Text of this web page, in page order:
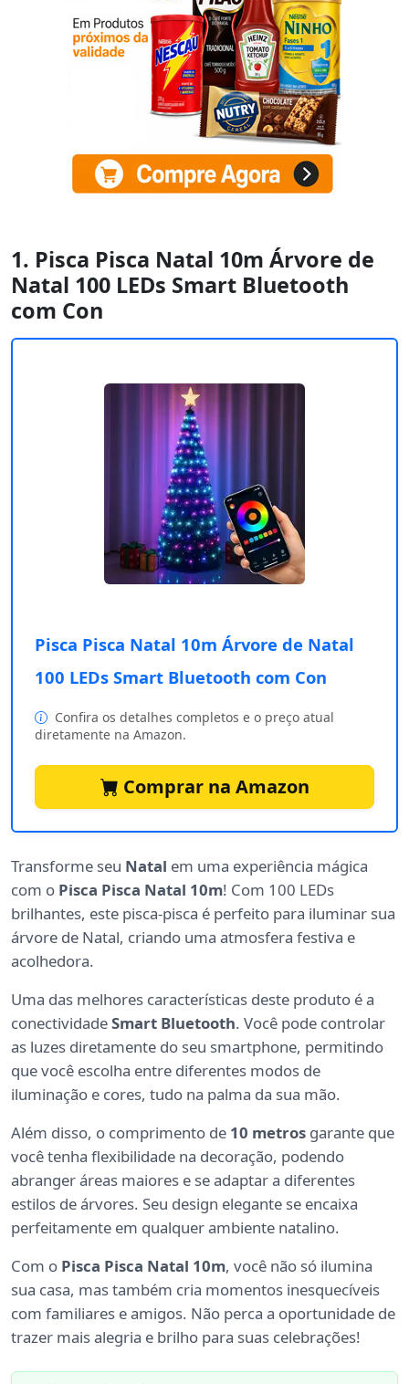
1. Pisca Pisca Natal 10m Árvore de
Natal 100 LEDs Smart Bluetooth
com Con
Pisca Pisca Natal 10m Árvore de Natal
100 LEDs Smart Bluetooth com Con
Confira os detalhes completos e o preço atual
diretamente na Amazon.
Comprar na Amazon
Transforme seu Natal em uma experiência mágica
com o Pisca Pisca Natal 10m! Com 100 LEDs
brilhantes, este pisca-pisca é perfeito para iluminar sua
árvore de Natal, criando uma atmosfera festiva e
acolhedora.
Uma das melhores características deste produto é a
conectividadeSmart Bluetooth. Você pode controlar
as luzes diretamente do seu smartphone, permitindo
que você escolha entre diferentes modos de
iluminação e cores, tudo na palma da sua mão.
Além disso, o comprimento de 10 metros garante que
você tenha flexibilidade na decoração, podendo
abranger áreas maiores e se adaptar a diferentes
estilos de árvores. Seu design elegante se encaixa
perfeitamente em qualquer ambiente natalino.
Com o Pisca Pisca Natal 10m, você não só ilumina
sua casa, mas também cria momentos inesquecíveis
com familiares e amigos. Não perca a oportunidade de
trazer mais alegria e brilho para suas celebrações!